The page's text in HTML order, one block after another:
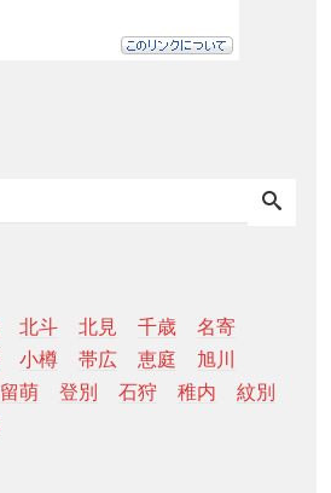
北斗 北見 千歳
名寄
小樽 帯広 恵庭
旭川
留萌 登別 石狩 稚内
紋別